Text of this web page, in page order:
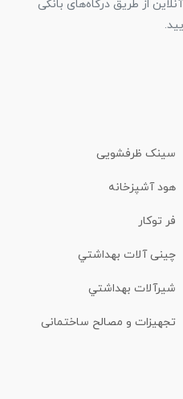
از طریق درگاه‌های بانکی
سینک ظرفشویی
هود آشپزخانه
فر توکار
چینی آلات بهداشتي
شیرآلات بهداشتي
تجهیزات و مصالح ساختمانی